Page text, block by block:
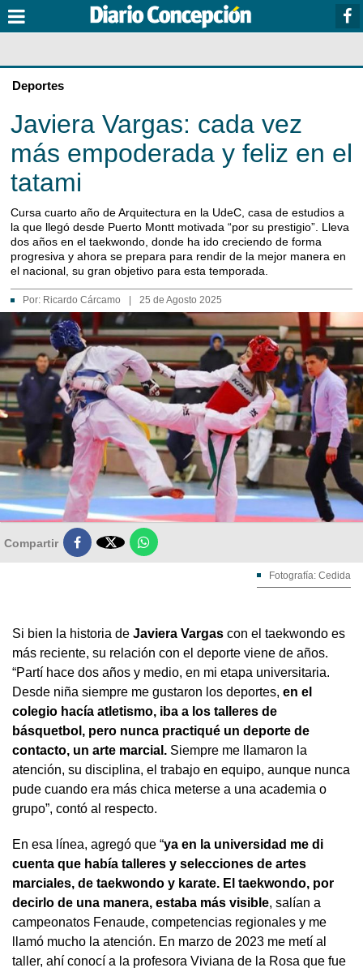
Deportes
Javiera Vargas: cada vez
más empoderada y feliz en el
tatami
Cursa cuarto año de Arquitectura en la UdeC, casa de estudios a
la que llegó desde Puerto Montt motivada “por su prestigio”. Lleva
dos años en el taekwondo, donde ha ido creciendo de forma
progresiva y ahora se prepara para rendir de la mejor manera en
el nacional, su gran objetivo para esta temporada.
Por: Ricardo Cárcamo 25 de Agosto 2025
Compartir 
Fotografía: Cedida
Si bien la historia de Javiera Vargas con el taekwondo es
más reciente, su relación con el deporte viene de años.
“Partí hace dos años y medio, en mi etapa universitaria.
Desde niña siempre me gustaron los deportes, en el
colegio hacía atletismo, iba a los talleres de
básquetbol, pero nunca practiqué un deporte de
contacto, un arte marcial. Siempre me llamaron la
atención, su disciplina, el trabajo en equipo, aunque nunca
pude cuando era más chica meterse a una academia o
grupo”, contó al respecto.
En esa línea, agregó que “ya en la universidad me di
cuenta que había talleres y selecciones de artes
marciales, de taekwondo y karate. El taekwondo, por
decirlo de una manera, estaba más visible, salían a
campeonatos Fenaude, competencias regionales y me
llamó mucho la atención. En marzo de 2023 me metí al
taller, ahí conocí a la profesora Viviana de la Rosa que fue